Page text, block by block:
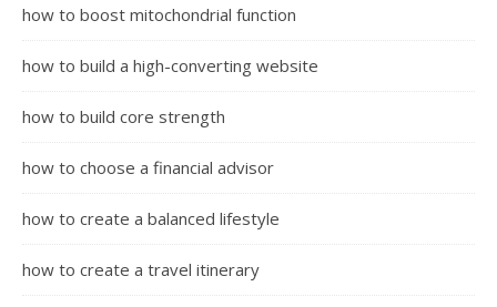
how to boost mitochondrial function
how to build a high-converting website
how to build core strength
how to choose a financial advisor
how to create a balanced lifestyle
how to create a travel itinerary